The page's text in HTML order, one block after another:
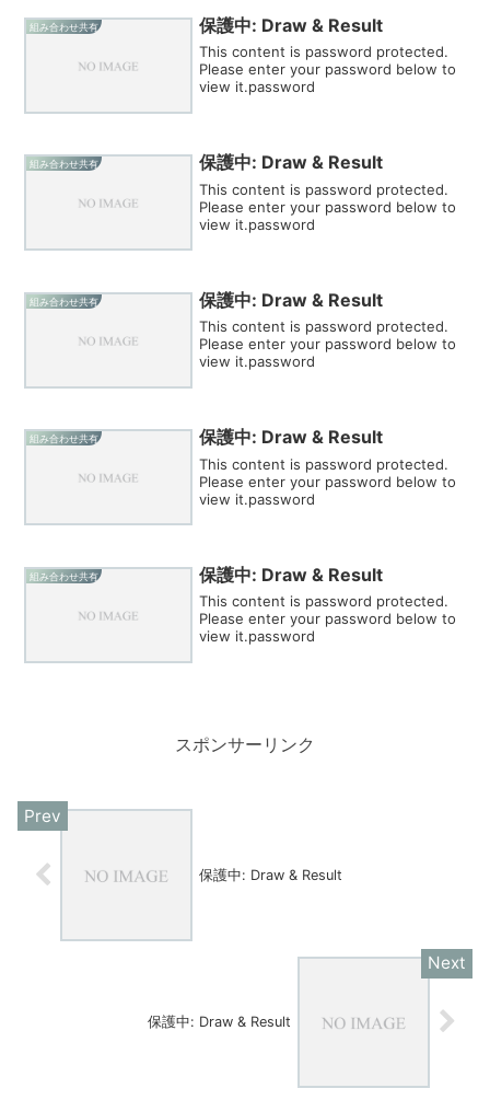
組み合わせ共有 保護中: Draw & Result
This content is password protected.
Please enter your password below to
view it.password
組み合わせ共有 保護中: Draw & Result
This content is password protected.
Please enter your password below to
view it.password
組み合わせ共有 保護中: Draw & Result
This content is password protected.
Please enter your password below to
view it.password
組み合わせ共有 保護中: Draw & Result
This content is password protected.
Please enter your password below to
view it.password
組み合わせ共有 保護中: Draw & Result
This content is password protected.
Please enter your password below to
view it.password
スポンサーリンク
保護中: Draw & Result
保護中: Draw & Result